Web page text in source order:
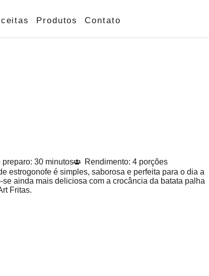
Produtos Contato
preparo: 30 minutos
Rendimento: 4 porções
estrogonofe é simples, saborosa e perfeita para o dia a
se ainda mais deliciosa com a crocância da batata palha
Fritas.